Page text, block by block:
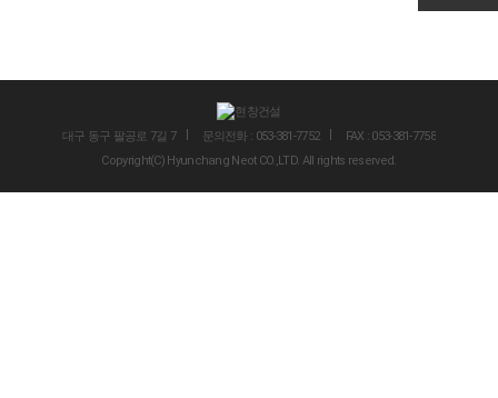
대구 동구 팔공로 7길 7 문의전화 : 053-381-7752
FAX : 053-381-7758
Copyright(C) Hyunchang Neot CO.,LTD. All rights reserved.